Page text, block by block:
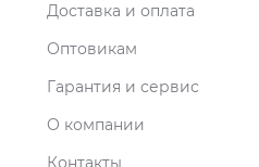
Доставка и оплата
Оптовикам
Гарантия и сервис
О компании
Контакты